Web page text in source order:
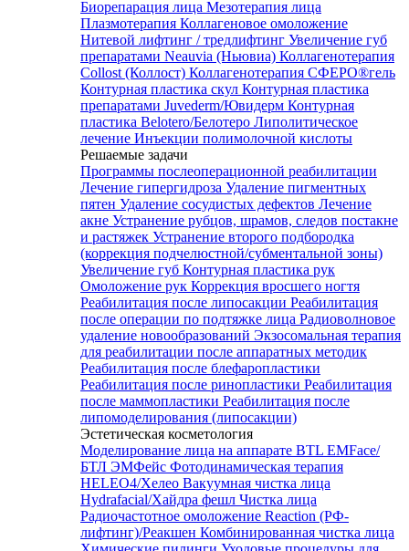
Биорепарация лица Мезотерапия лица
Плазмотерапия Коллагеновое омоложение
Нитевой лифтинг / тредлифтинг Увеличение губ
препаратами Neauvia (Ньювиа) Коллагенотерапия
Collost (Коллост) Коллагенотерапия СФЕРО®гель
Контурная пластика скул Контурная пластика
препаратами Juvederm/Ювидерм Контурная
пластика Belotero/Белотеро Липолитическое
лечение Инъекции полимолочной кислоты
Решаемые задачи
Программы послеоперационной реабилитации
Лечение гипергидроза Удаление пигментных
пятен Удаление сосудистых дефектов Лечение
акне Устранение рубцов, шрамов, следов постакне
и растяжек Устранение второго подбородка
(коррекция подчелюстной/субментальной зоны)
Увеличение губ Контурная пластика рук
Омоложение рук Коррекция вросшего ногтя
Реабилитация после липосакции Реабилитация
после операции по подтяжке лица Радиоволновое
удаление новообразований Экзосомальная терапия
для реабилитации после аппаратных методик
Реабилитация после блефаропластики
Реабилитация после ринопластики Реабилитация
после маммопластики Реабилитация после
липомоделирования (липосакции)
Эстетическая косметология
Моделирование лица на аппарате BTL EMFace/
БТЛ ЭМФейс Фотодинамическая терапия
HELEO4/Хелео Вакуумная чистка лица
Hydrafacial/Хайдра фешл Чистка лица
Радиочастотное омоложение Reaction (РФ-
лифтинг)/Реакшен Комбинированная чистка лица